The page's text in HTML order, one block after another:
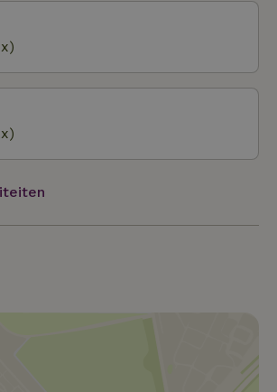
zoals Cómpeta, Frigiliana